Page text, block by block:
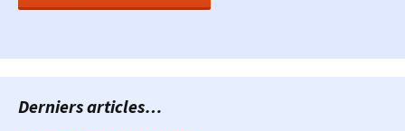
Derniers articles…